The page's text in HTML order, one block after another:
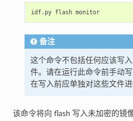
idf.py flash monitor
备注
这个命令不包括任何应该写
件。请在运行此命令前手动
在写入前应单独对这些文件进
该命令将向 flash 写入未加密的镜